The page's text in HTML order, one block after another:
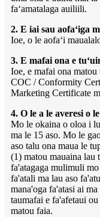
faʻamatalaga auiliili.
2. E iai sau aofaʻiga
Ioe, o le aofaʻi
3. E mafai ona e
Ioe, e mafai ona matou
COC / Conformity
Marketing Certificate
4. O le a le averesi o
Mo le okaina o oloa i
ma le 15 aso. Mo le
aso talu ona maua le
(1) matou mauaina lau
fa'atagaga mulimuli
fa'atali ma lau aso
mana'oga fa'atasi ai
taumafai e fa'afetaui
matou faia.